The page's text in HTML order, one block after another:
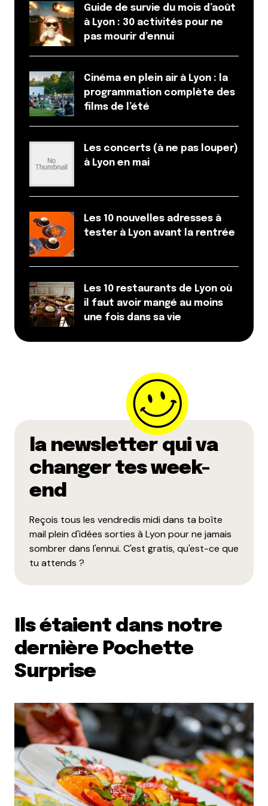
Name*
E-mail*
Enregistrer mon nom, mon e-mail et mon site dans le
navigateur pour mon prochain commentaire.
par e-mail.
Et bim !
Guide de survie du mois d’août
à Lyon : 30 activités pour ne
pas mourir d’ennui
Cinéma en plein air à Lyon : la
programmation complète des
films de l’été
Les concerts (à ne pas louper)
à Lyon en mai
Les 10 nouvelles adresses à
tester à Lyon avant la rentrée
Les 10 restaurants de Lyon où
il faut avoir mangé au moins
une fois dans sa vie
la newsletter qui va
changer tes week-
end
Reçois tous les vendredis midi dans ta boîte
mail plein d'idées sorties à Lyon pour ne jamais
sombrer dans l'ennui. C'est gratis, qu'est-ce que
tu attends ?
Ils étaient dans notre
dernière Pochette
Surprise